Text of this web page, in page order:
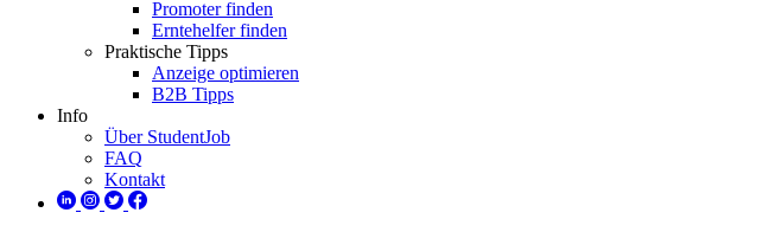
Promoter finden
Erntehelfer finden
Praktische Tipps
Anzeige optimieren
B2B Tipps
Info
Über StudentJob
FAQ
Kontakt